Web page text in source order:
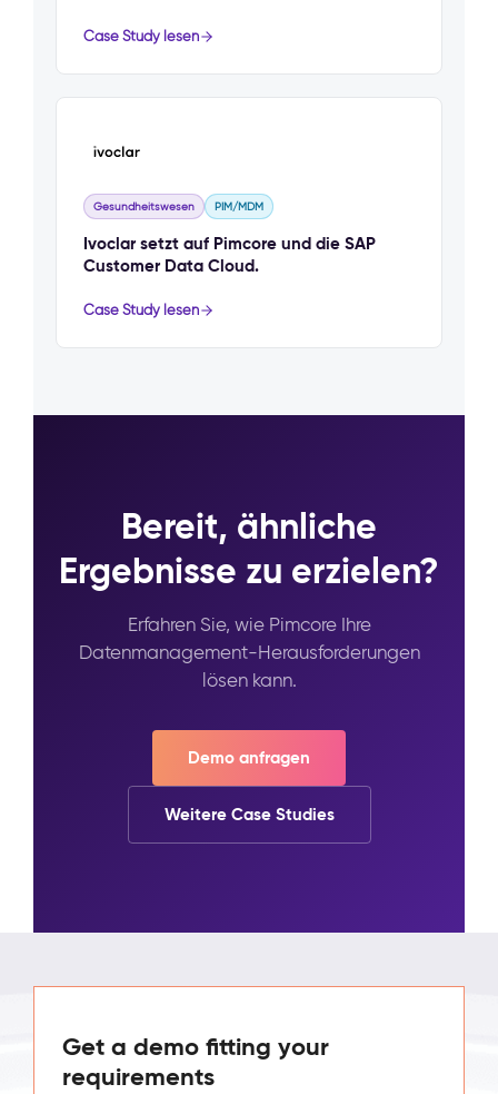
Case Study lesen
Gesundheitswesen PIM/MDM
Ivoclar setzt auf Pimcore und die SAP
Customer Data Cloud.
Case Study lesen
Bereit, ähnliche
Ergebnisse zu erzielen?
Erfahren Sie, wie Pimcore Ihre
Datenmanagement-Herausforderungen
lösen kann.
Demo anfragen
Weitere Case Studies
Get a demo fitting your
requirements